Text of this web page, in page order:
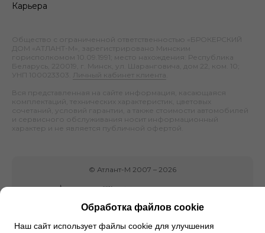
Карьера
Общество с ограниченной ответственностью «БРОКЕРСКИЙ
ДОМ «АТЛАНТ-М», зарегистрировано Минским
горисполкомом 10.09.1991; место нахождения: Республика
Беларусь, 220019, г. Минск, ул. Шаранговича, дом 22, ком. 10;
УНП 100023303.
Личный кабинет клиента
Вся представленная на сайте информация, касающаяся
комплектаций, технических характеристик, цветовых
сочетаний, условий гарантии, а также стоимости автомобилей
и сервисного обслуживания носит информационный
характер и не является публичной офертой.
© Атлант-М 2007 – 2026
Обработка файлов cookie
Наш сайт использует файлы cookie для улучшения